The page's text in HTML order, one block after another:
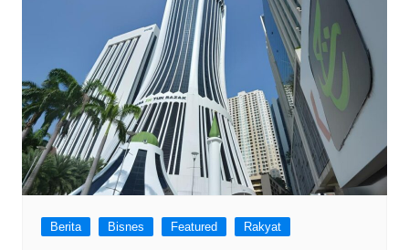
Berita Bisnes Featured Rakyat